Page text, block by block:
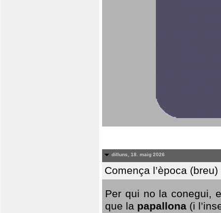
dilluns, 18. maig 2026
Comença l’època
Per qui no la conegui,
que la papallona (i